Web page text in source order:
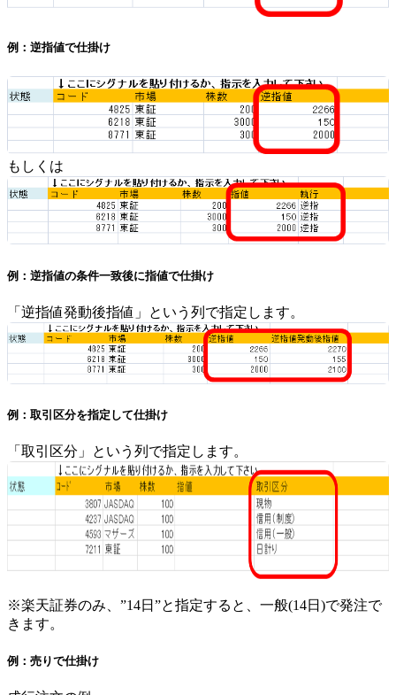
例：逆指値で仕掛け
もしくは
例：逆指値の条件一致後に指値で仕掛け
「逆指値発動後指値」という列で指定します。
例：取引区分を指定して仕掛け
「取引区分」という列で指定します。
※楽天証券のみ、”14日”と指定すると、一般(14日)で発注で
きます。
例：売りで仕掛け